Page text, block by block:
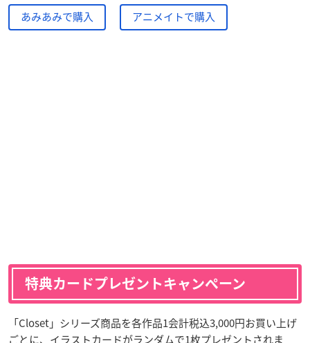
あみあみで購入 アニメイトで購入
特典カードプレゼントキャンペーン
「Closet」シリーズ商品を各作品1会計税込3,000円お買い上げ
ごとに、イラストカードがランダムで1枚プレゼントされま